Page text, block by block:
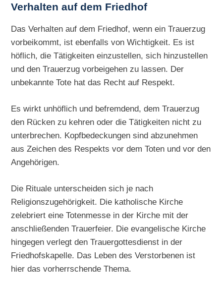
Verhalten auf dem Friedhof
Das Verhalten auf dem Friedhof, wenn ein Trauerzug
vorbeikommt, ist ebenfalls von Wichtigkeit. Es ist
höflich, die Tätigkeiten einzustellen, sich hinzustellen
und den Trauerzug vorbeigehen zu lassen. Der
unbekannte Tote hat das Recht auf Respekt.
Es wirkt unhöflich und befremdend, dem Trauerzug
den Rücken zu kehren oder die Tätigkeiten nicht zu
unterbrechen. Kopfbedeckungen sind abzunehmen
aus Zeichen des Respekts vor dem Toten und vor den
Angehörigen.
Die Rituale unterscheiden sich je nach
Religionszugehörigkeit. Die katholische Kirche
zelebriert eine Totenmesse in der Kirche mit der
anschließenden Trauerfeier. Die evangelische Kirche
hingegen verlegt den Trauergottesdienst in der
Friedhofskapelle. Das Leben des Verstorbenen ist
hier das vorherrschende Thema.